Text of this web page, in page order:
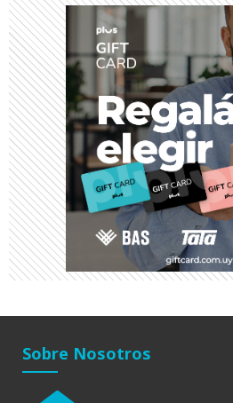
Sobre Nosotros